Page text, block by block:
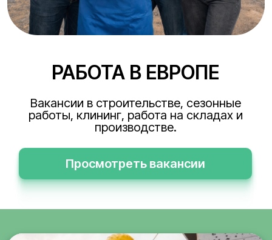
РАБОТА В ЕВРОПЕ
Вакансии в строительстве, сезонные
работы, клининг, работа на складах и
производстве.
Просмотреть вакансии